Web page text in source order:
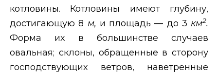
котловины. Котловины имеют глубину,
достигающую 8 м, и площадь — до 3 км2.
Форма их в большинстве случаев
овальная; склоны, обращенные в сторону
господствующих ветров, наветренные